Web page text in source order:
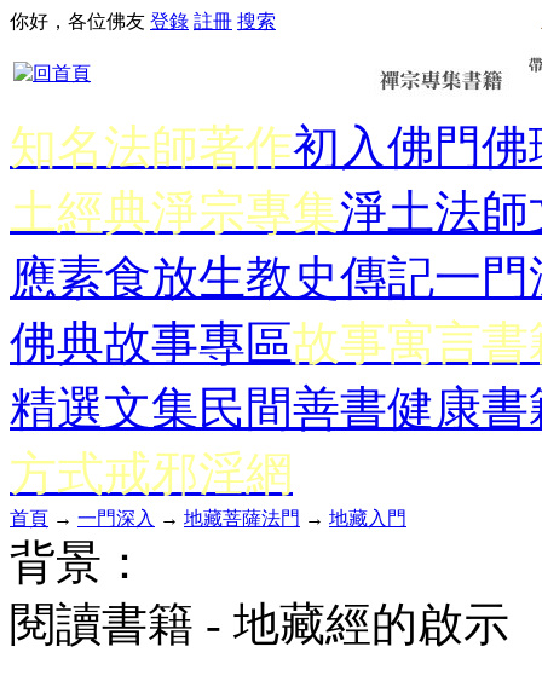
你好，各位佛友 登錄 註冊 搜索
知名法師著作初入佛門佛
土經典淨宗專集淨土法師
應素食放生教史傳記一門
佛典故事專區故事寓言書
精選文集民間善書健康書
方式戒邪淫網
首頁 → 一門深入 → 地藏菩薩法門 → 地藏入門
背景：
閱讀書籍 - 地藏經的啟